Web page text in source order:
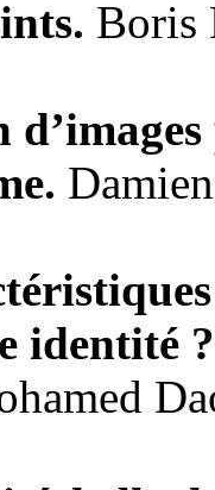
Boris
identité